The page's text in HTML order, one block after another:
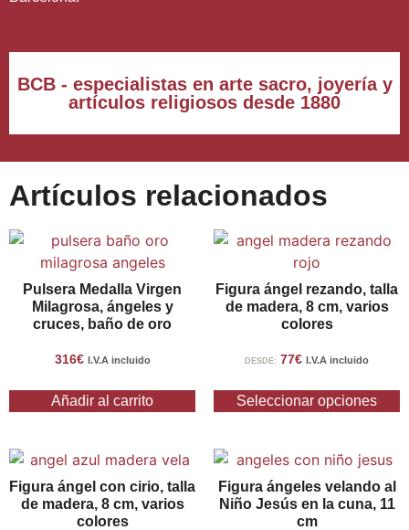
BCB - especialistas en arte sacro, joyería y
artículos religiosos desde 1880
Artículos relacionados
Pulsera Medalla Virgen
Milagrosa, ángeles y
cruces, baño de oro
316€ I.V.A incluido
Añadir al carrito
Figura ángel rezando, talla
de madera, 8 cm, varios
colores
DESDE: 77€ I.V.A incluido
Seleccionar opciones
Figura ángel con cirio, talla
de madera, 8 cm, varios
colores
Figura ángeles velando al
Niño Jesús en la cuna, 11
cm